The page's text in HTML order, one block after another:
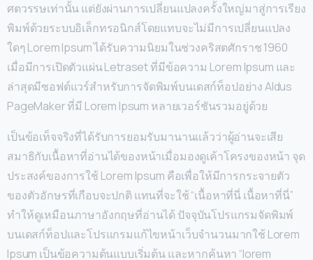
ศตวรรษเท่านั้น แต่ยังผ่านการเปลี่ยนแปลงครั้งใหญ่มาสู่การเรียง
พิมพ์ด้วยระบบอิเล็กทรอนิกส์โดยแทบจะไม่มีการเปลี่ยนแปลง
ใดๆ Lorem Ipsum ได้รับความนิยมในช่วงคริสตศักราช 1960
เมื่อมีการเปิดตัวแผ่น Letraset ที่มีข้อความ Lorem Ipsum และ
ล่าสุดมีซอฟต์แวร์สำหรับการจัดพิมพ์บนเดสก์ท็อปอย่าง Aldus
PageMaker ที่มี Lorem Ipsum หลายเวอร์ชันรวมอยู่ด้วย
เป็นข้อเท็จจริงที่ได้รับการยอมรับมานานแล้วว่าผู้อ่านจะเสีย
สมาธิกับเนื้อหาที่อ่านได้ของหน้าเมื่อมองดูเค้าโครงของหน้า จุด
ประสงค์ของการใช้ Lorem Ipsum คือเพื่อให้มีการกระจายตัว
ของตัวอักษรที่เกือบจะปกติ แทนที่จะใช้ “เนื้อหาที่นี่ เนื้อหาที่นี่”
ทำให้ดูเหมือนภาษาอังกฤษที่อ่านได้ ปัจจุบันโปรแกรมจัดพิมพ์
บนเดสก์ท็อปและโปรแกรมแก้ไขหน้าเว็บจำนวนมากใช้ Lorem
Ipsum เป็นข้อความต้นแบบเริ่มต้น และหากค้นหา “lorem